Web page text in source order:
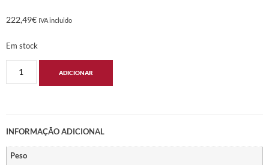
222,49€ IVA incluido
Em stock
ADICIONAR
INFORMAÇÃO ADICIONAL
Peso